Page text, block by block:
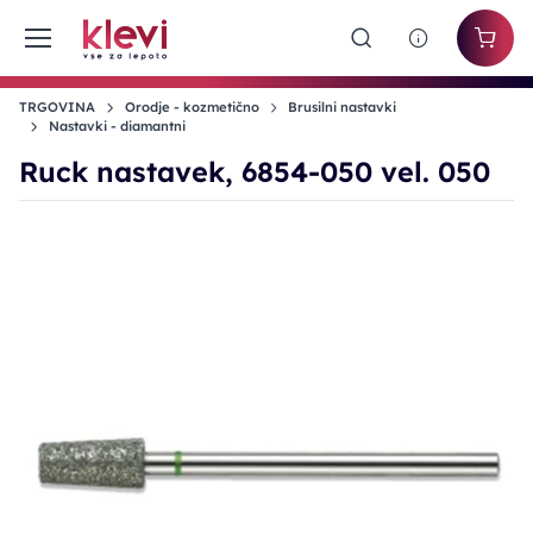
TRGOVINA Orodje - kozmetično
Brusilni nastavki
Nastavki - diamantni
Ruck nastavek, 6854-050 vel. 050